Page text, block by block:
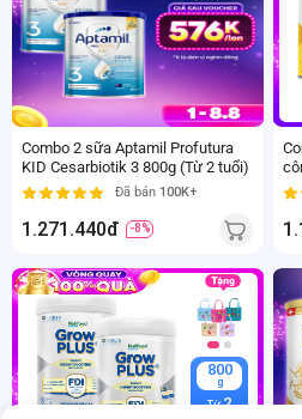
800
gr
Từ 2
Combo 2 sữa Aptamil Profutura
KID Cesarbiotik 3 800g (Từ 2 tuổi)
Đã bán 100K+
1.271.440đ -8%
800
g
Từ2